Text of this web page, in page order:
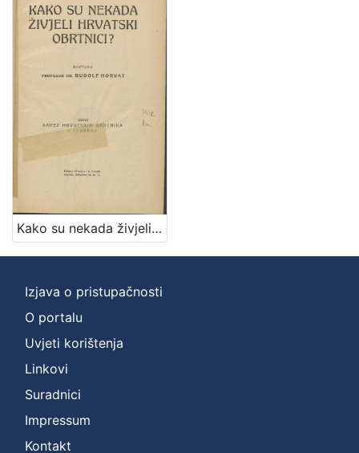
Kako su nekada živjeli hrvatski obrtnici? / napisao Rudolf Horvat
Izjava o pristupačnosti
O portalu
Uvjeti korištenja
Linkovi
Suradnici
Impressum
Kontakt